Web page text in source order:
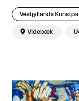
Vestjyllands
 Videbæk